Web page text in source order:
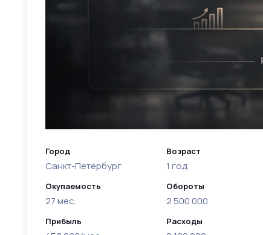
Город
Санкт-Петербург
Окупаемость
27 мес.
Прибыль
Возраст
1 год
Обороты
2 500 000
Расходы